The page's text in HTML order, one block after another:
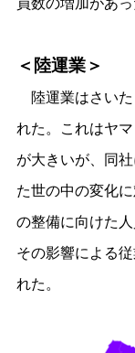
員数の増加があ
＜陸運業＞
陸運業はさいた
れた。これはヤ
が大きいが、同
た世の中の変化
の整備に向けた
その影響による
れた。